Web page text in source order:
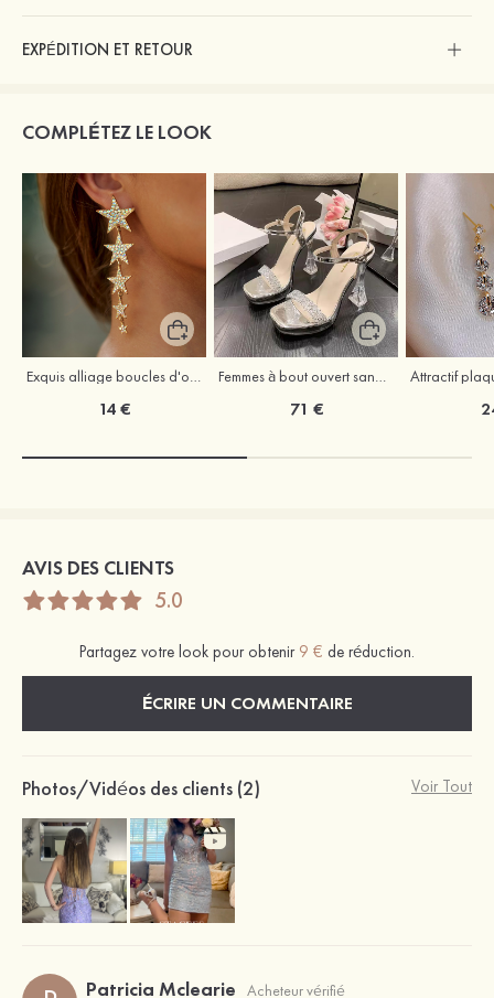
EXPÉDITION ET RETOUR
COMPLÉTEZ LE LOOK
Exquis alliage boucles d'oreilles
14 €
Femmes à bout ouvert sandales talon bottier fête et soirée chaussures de mode
71 €
AVIS DES CLIENTS
5.0
Partagez votre look pour obtenir 9 € de réduction.
ÉCRIRE UN COMMENTAIRE
Photos/Vidéos des clients (2) Voir Tout
Patricia Mclearie Acheteur vérifié